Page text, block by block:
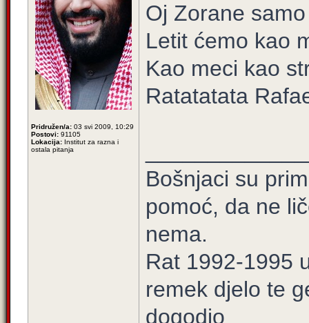
Pridružen/a: 03 svi 2009, 10:29
Postovi: 91105
Lokacija: Institut za razna i
ostala pitanja
Oj Zorane
Letit ćemo kao
Kao meci kao
Ratatatata
Bošnjaci su
pomoć, da ne
nema.
Rat 1992-1995
remek djelo te
dogodio